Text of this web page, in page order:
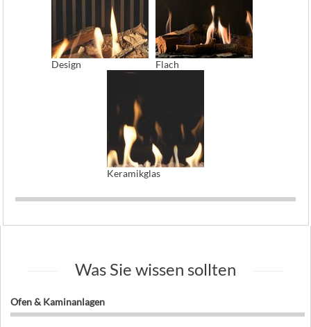
Design Flach
Keramikglas
Was Sie wissen sollten
Ofen & Kaminanlagen